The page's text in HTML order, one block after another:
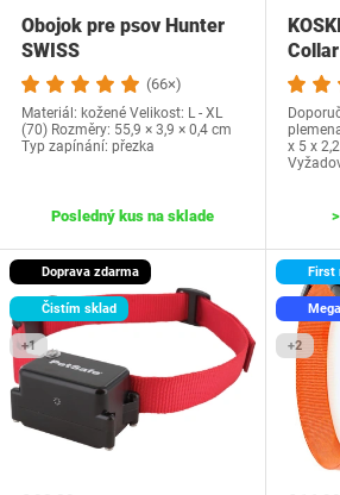
Obojok pre psov Hunter
SWISS
(66×)
Materiál: kožené Velikost: L - XL
(70) Rozměry: 55,9 × 3,9 × 0,4 cm
Typ zapínání: přezka
Posledný kus na sklade
x 5 x
Doprava zdarma
Čistím sklad
+1
First
+2